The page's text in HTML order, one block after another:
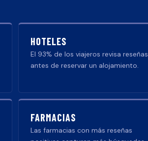
HOTELES
El 93% de los viajeros revisa reseñas
antes de reservar un alojamiento.
FARMACIAS
Las farmacias con más reseñas